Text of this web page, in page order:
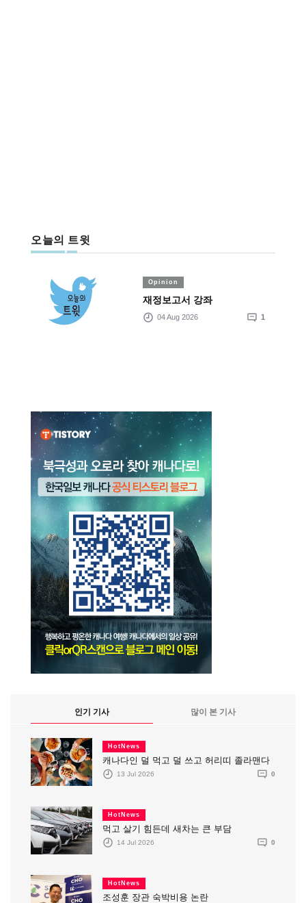
오늘의 트윗
Opinion
재정보고서 강좌
04 Aug 2026 1
인기 기사 많이 본 기사
HotNews
캐나다인 덜 먹고 덜 쓰고 허리띠 졸라맨다
13 Jul 2026 0
HotNews
먹고 살기 힘든데 새차는 큰 부담
14 Jul 2026 0
HotNews
조성훈 장관 숙박비용 논란